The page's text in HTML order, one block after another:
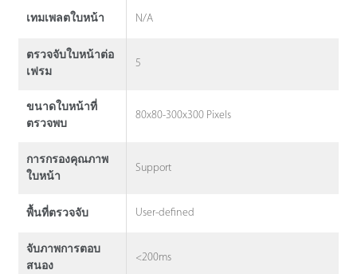
เทมเพลตใบหน้า N/A
ตรวจจับใบหน้าต่อ
เฟรม
5
ขนาดใบหน้าที่
ตรวจพบ
80x80-300x300 Pixels
การกรองคุณภาพ
ใบหน้า
Support
พื้นที่ตรวจจับ User-defined
จับภาพการตอบ
สนอง
<200ms